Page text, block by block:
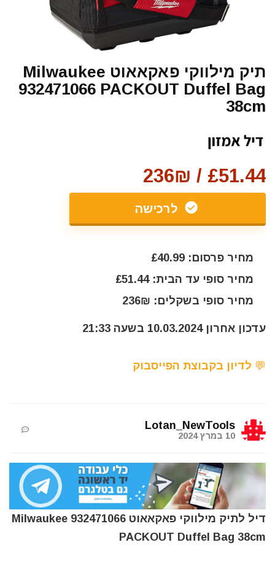
תיק מילווקי פאקאאוט Milwaukee
932471066 PACKOUT Duffel Bag
38cm
£51.44 / 236₪
לרכישה
מחיר פרסום: £40.99
מחיר סופי עד הבית: £51.44
מחיר סופי בשקלים: 236₪
עדכון אחרון 10.03.2024 בשעה 21:33
💬 לדיון בקבוצת הפייסבוק
Lotan_NewTools
10 במרץ 2024
דיל לתיק מילווקי פאקאאוט Milwaukee 932471066
PACKOUT Duffel Bag 38cm